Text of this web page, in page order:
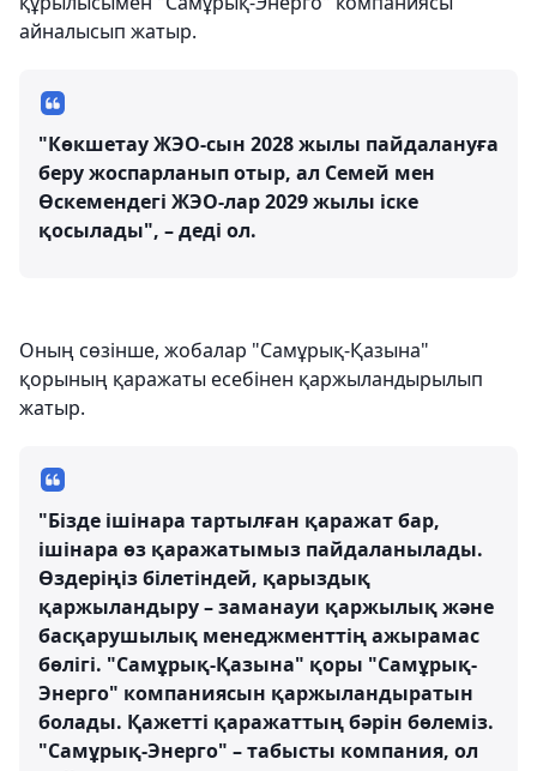
айналысып жатыр.
"Көкшетау ЖЭО-сын 2028 жылы пайдалануға
беру жоспарланып отыр, ал Семей мен
Өскемендегі ЖЭО-лар 2029 жылы іске
қосылады", – деді ол.
Оның сөзінше, жобалар "Самұрық-Қазына"
қорының қаражаты есебінен қаржыландырылып
жатыр.
"Бізде ішінара тартылған қаражат бар,
ішінара өз қаражатымыз пайдаланылады.
Өздеріңіз білетіндей, қарыздық
қаржыландыру – заманауи қаржылық және
басқарушылық менеджменттің ажырамас
бөлігі. "Самұрық-Қазына" қоры "Самұрық-
Энерго" компаниясын қаржыландыратын
болады. Қажетті қаражаттың бәрін бөлеміз.
"Самұрық-Энерго" – табысты компания, ол